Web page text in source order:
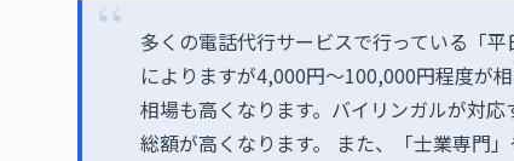
多くの電話代行サービスで行っている「
によりますが4,000円～100,000円程度が
相場も高くなります。バイリンガルが対
総額が高くなります。 また、「士業専門